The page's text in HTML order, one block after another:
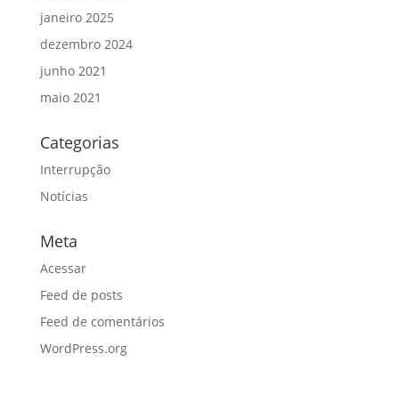
janeiro 2025
dezembro 2024
junho 2021
maio 2021
Categorias
Interrupção
Notícias
Meta
Acessar
Feed de posts
Feed de comentários
WordPress.org